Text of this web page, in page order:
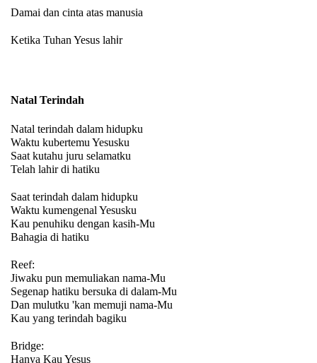
Damai dan cinta atas manusia
Ketika Tuhan Yesus lahir
Natal Terindah
Natal terindah dalam hidupku
Waktu kubertemu Yesusku
Saat kutahu juru selamatku
Telah lahir di hatiku
Saat terindah dalam hidupku
Waktu kumengenal Yesusku
Kau penuhiku dengan kasih-Mu
Bahagia di hatiku
Reef:
Jiwaku pun memuliakan nama-Mu
Segenap hatiku bersuka di dalam-Mu
Dan mulutku 'kan memuji nama-Mu
Kau yang terindah bagiku
Bridge:
Hanya Kau Yesus